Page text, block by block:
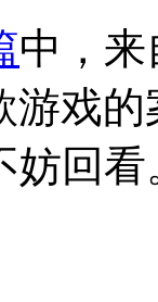
中，
游戏
妨回